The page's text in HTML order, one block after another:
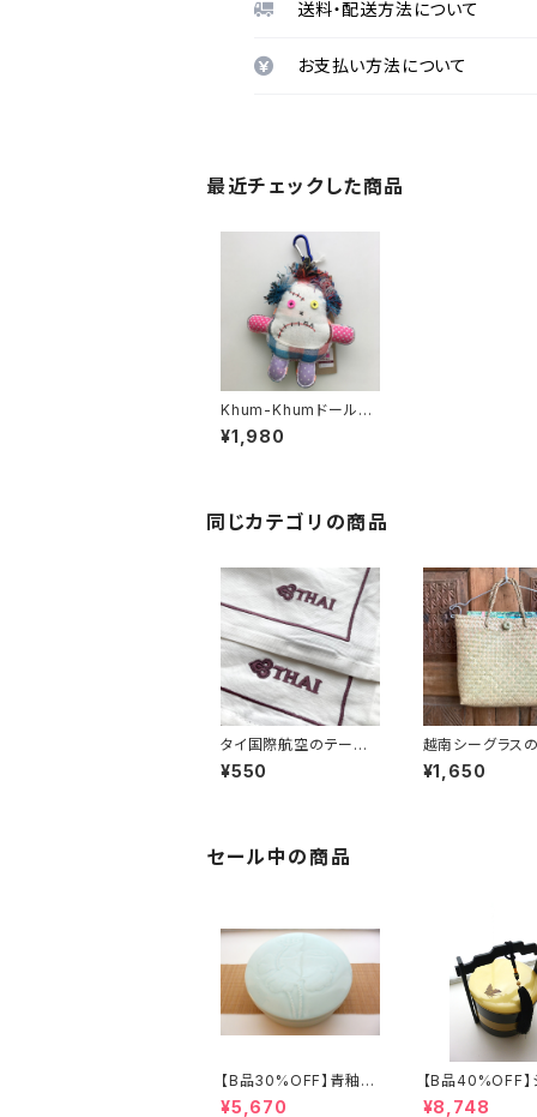
送料・配送方法について
お支払い方法について
最近チェックした商品
Khum-Khumドール
（ブルー）SACICT
¥1,980
同じカテゴリの商品
タイ国際航空のテーブ
ルクロス
¥550
越南シーグラス
バッグM
¥1,650
セール中の商品
【B品30%OFF】青釉瓷
蓋付盒（蓮の実）
¥5,670
【B品40%OFF】
ズリ手提げ三段
¥8,748